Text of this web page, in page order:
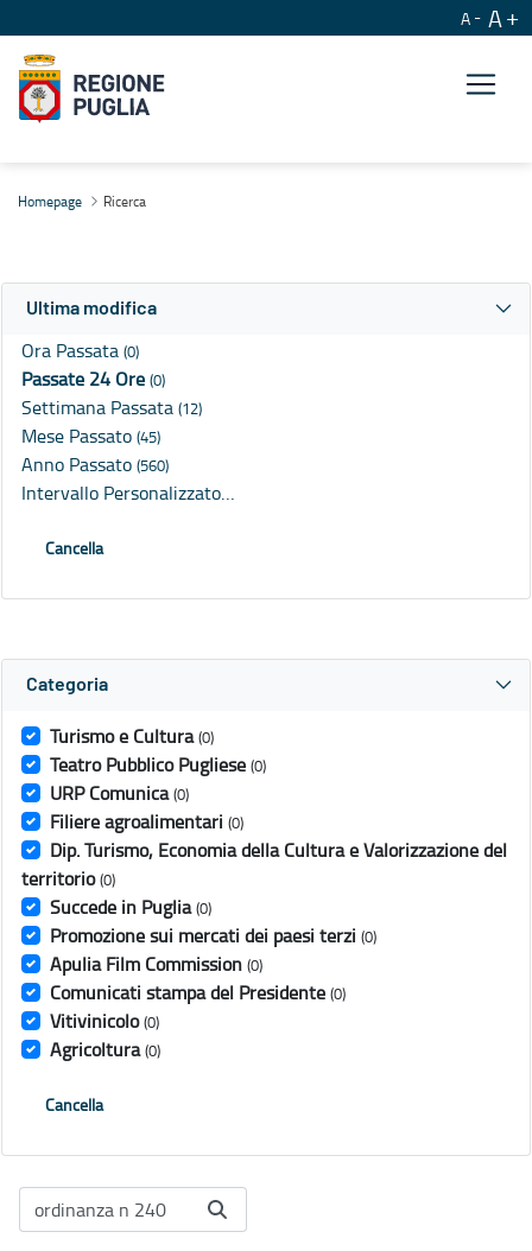
A A
Homepage Ricerca
Ultima modifica
Ora Passata (0)
Passate 24 Ore (0)
Settimana Passata (12)
Mese Passato (45)
Anno Passato (560)
Intervallo Personalizzato…
Cancella
Categoria
Turismo e Cultura (0)
Teatro Pubblico Pugliese (0)
URP Comunica (0)
Filiere agroalimentari (0)
Dip. Turismo, Economia della Cultura e Valorizzazione del
territorio (0)
Succede in Puglia (0)
Promozione sui mercati dei paesi terzi (0)
Apulia Film Commission (0)
Comunicati stampa del Presidente (0)
Vitivinicolo (0)
Agricoltura (0)
Cancella